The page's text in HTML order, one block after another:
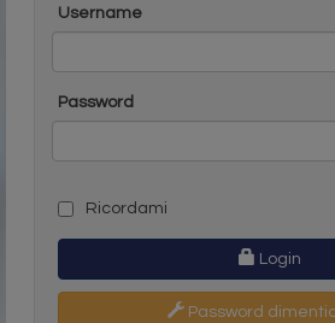
Username
Password
Ricordami
Login
Password